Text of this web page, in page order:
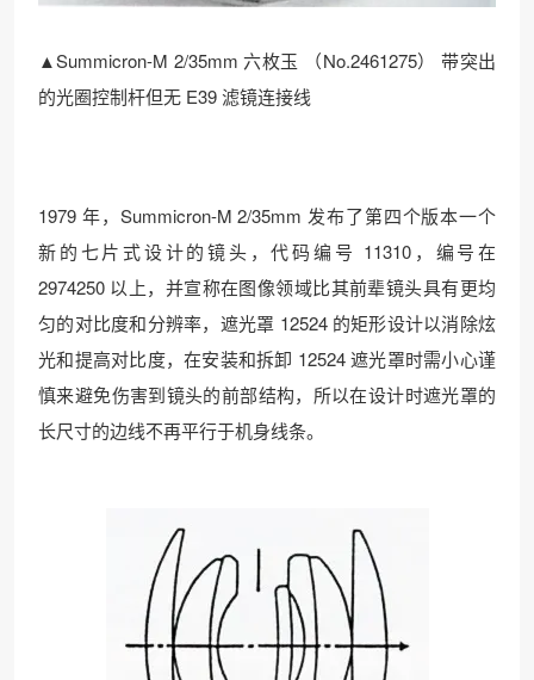
▲Summicron-M 2/35mm 六枚玉 （No.2461275） 带突出
的光圈控制杆但无 E39 滤镜连接线
1979 年，Summicron-M 2/35mm 发布了第四个版本一个
新的七片式设计的镜头，代码编号 11310，编号在
2974250 以上，并宣称在图像领域比其前辈镜头具有更均
匀的对比度和分辨率，遮光罩 12524 的矩形设计以消除炫
光和提高对比度，在安装和拆卸 12524 遮光罩时需小心谨
慎来避免伤害到镜头的前部结构，所以在设计时遮光罩的
长尺寸的边线不再平行于机身线条。